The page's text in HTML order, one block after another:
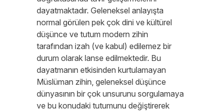
dayatmaktadır. Geleneksel anlayışta
normal görülen pek çok dini ve kültürel
düşünce ve tutum modern zihin
tarafından izah (ve kabul) edilemez bir
durum olarak lanse edilmektedir. Bu
dayatmanın etkisinden kurtulamayan
Müslüman zihin, geleneksel düşünce
dünyasının bir çok unsurunu sorgulamaya
ve bu konudaki tutumunu değiştirerek